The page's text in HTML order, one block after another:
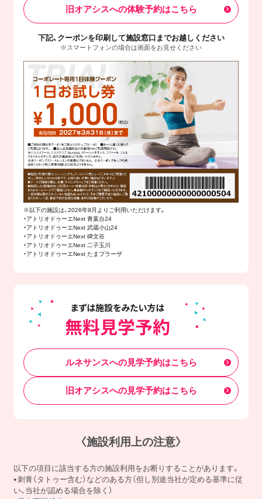
旧オアシスへの体験予約はこちら
下記、クーポンを印刷して施設窓口までお越しください
※スマートフォンの場合は画面をお見せください
※以下の施設は、2026年9月よりご利用いただけます。
・アトリオドゥーエNext 青葉台24
・アトリオドゥーエNext 武蔵小山24
・アトリオドゥーエNext 碑文谷
・アトリオドゥーエNext 二子玉川
・アトリオドゥーエNext たまプラーザ
ルネサンスへの見学予約はこちら
旧オアシスへの見学予約はこちら
〈施設利用上の注意〉
以下の項目に該当する方の施設利用をお断りすることがあります。
刺青（タトゥー含む）などのある方（但し別途当社が定める基準に従
い、当社が認める場合を除く）